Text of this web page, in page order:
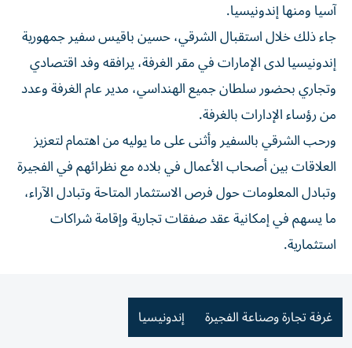
آسيا ومنها إندونيسيا.
جاء ذلك خلال استقبال الشرقي، حسين باقيس سفير جمهورية
إندونيسيا لدى الإمارات في مقر الغرفة، يرافقه وفد اقتصادي
وتجاري بحضور سلطان جميع الهنداسي، مدير عام الغرفة وعدد
من رؤساء الإدارات بالغرفة.
ورحب الشرقي بالسفير وأثنى على ما يوليه من اهتمام لتعزيز
العلاقات بين أصحاب الأعمال في بلاده مع نظرائهم في الفجيرة
وتبادل المعلومات حول فرص الاستثمار المتاحة وتبادل الآراء،
ما يسهم في إمكانية عقد صفقات تجارية وإقامة شراكات
استثمارية.
غرفة تجارة وصناعة الفجيرة إندونيسيا